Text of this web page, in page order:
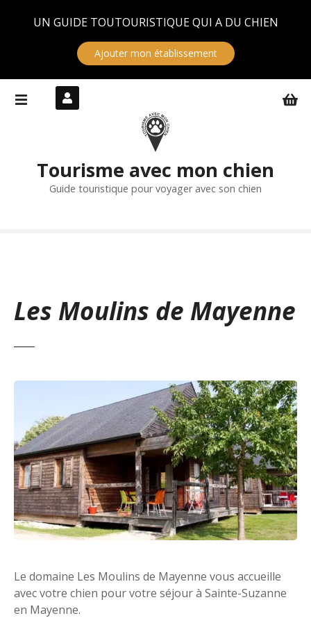
UN GUIDE TOUTOURISTIQUE QUI A DU CHIEN
Ajouter mon établissement
Tourisme avec mon chien
Guide touristique pour voyager avec son chien
Les Moulins de Mayenne
Le domaine Les Moulins de Mayenne vous accueille
avec votre chien pour votre séjour à Sainte-Suzanne
en Mayenne.